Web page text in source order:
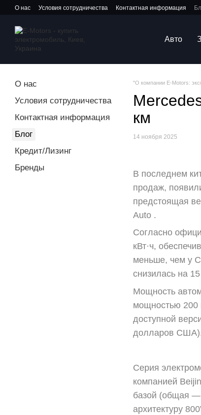
Перейти к основному контенту
О нас Условия сотрудничества Контактная информация
Авто
"О компании E-Motors:
км
14 ноября 2025
В последнем
продаж,
предстоящая
Auto .
Согласно
кВт·ч,
меньше, чем у
снизилась на
Мощность
мощностью 200
доступной
долларов
Серия
компанией
базой (общая —
архитектуру
О нас
Условия сотрудничества
Контактная информация
Блог
Кредит/Лизинг
Бренды